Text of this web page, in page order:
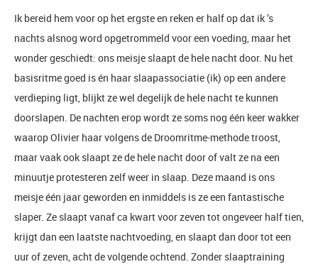
Ik bereid hem voor op het ergste en reken er half op dat ik ’s
nachts alsnog word opgetrommeld voor een voeding, maar het
wonder geschiedt: ons meisje slaapt de hele nacht door. Nu het
basisritme goed is én haar slaapassociatie (ik) op een andere
verdieping ligt, blijkt ze wel degelijk de hele nacht te kunnen
doorslapen. De nachten erop wordt ze soms nog één keer wakker
waarop Olivier haar volgens de Droomritme-methode troost,
maar vaak ook slaapt ze de hele nacht door of valt ze na een
minuutje protesteren zelf weer in slaap. Deze maand is ons
meisje één jaar geworden en inmiddels is ze een fantastische
slaper. Ze slaapt vanaf ca kwart voor zeven tot ongeveer half tien,
krijgt dan een laatste nachtvoeding, en slaapt dan door tot een
uur of zeven, acht de volgende ochtend. Zonder slaaptraining